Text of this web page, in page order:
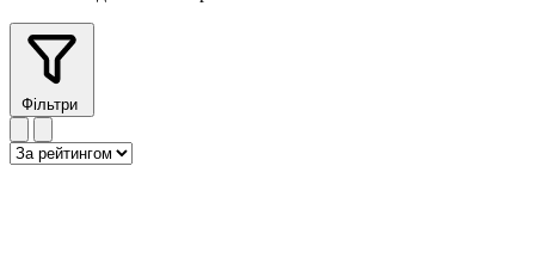
Фільтри